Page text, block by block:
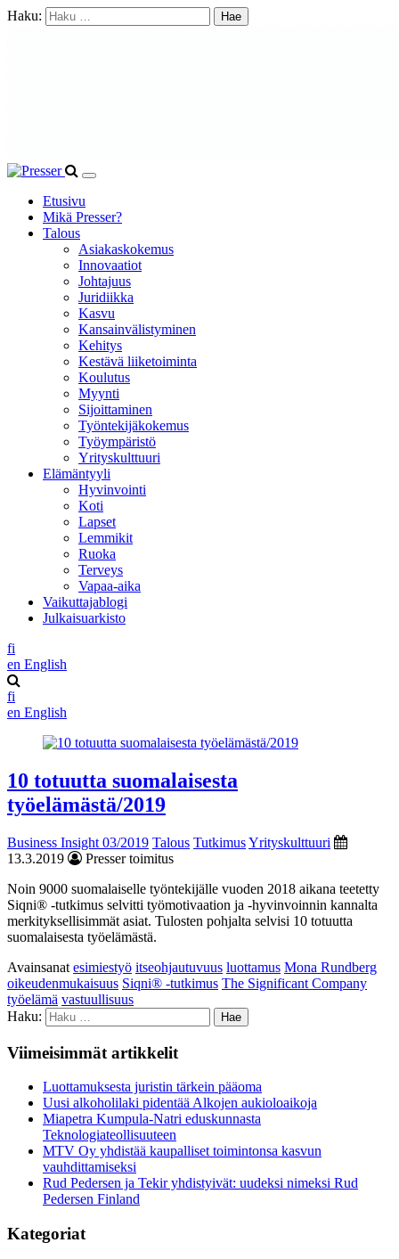
Haku:
Etusivu
Mikä Presser?
Talous
Asiakaskokemus
Innovaatiot
Johtajuus
Juridiikka
Kasvu
Kansainvälistyminen
Kehitys
Kestävä liiketoiminta
Koulutus
Myynti
Sijoittaminen
Työntekijäkokemus
Työympäristö
Yrityskulttuuri
Elämäntyyli
Hyvinvointi
Koti
Lapset
Lemmikit
Ruoka
Terveys
Vapaa-aika
Vaikuttajablogi
Julkaisuarkisto
fi
en English
fi
en English
10 totuutta suomalaisesta
työelämästä/2019
Business Insight 03/2019 Talous TutkimusYrityskulttuuri
13.3.2019
Presser toimitus
Noin 9000 suomalaiselle työntekijälle vuoden 2018 aikana teetetty
Siqni® -tutkimus selvitti työmotivaation ja -hyvinvoinnin kannalta
merkityksellisimmät asiat. Tulosten pohjalta selvisi 10 totuutta
suomalaisesta työelämästä.
Avainsanat esimiestyö itseohjautuvuus luottamus Mona Rundberg
oikeudenmukaisuus Siqni® -tutkimus The Significant Company
työelämä vastuullisuus
Haku:
Viimeisimmät artikkelit
Luottamuksesta juristin tärkein pääoma
Uusi alkoholilaki pidentää Alkojen aukioloaikoja
Miapetra Kumpula-Natri eduskunnasta
Teknologiateollisuuteen
MTV Oy yhdistää kaupalliset toimintonsa kasvun
vauhdittamiseksi
Rud Pedersen ja Tekir yhdistyivät: uudeksi nimeksi Rud
Pedersen Finland
Kategoriat